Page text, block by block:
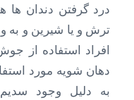
درد گرفتن دندان ها
ترش و یا شیرین و به
افراد استفاده از
دهان شویه مورد
به دلیل وجود